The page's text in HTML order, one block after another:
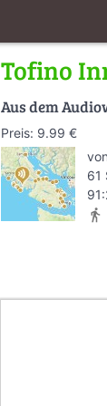
Tofino
Aus dem
Preis: 9.99 €
von
61
directions_walk